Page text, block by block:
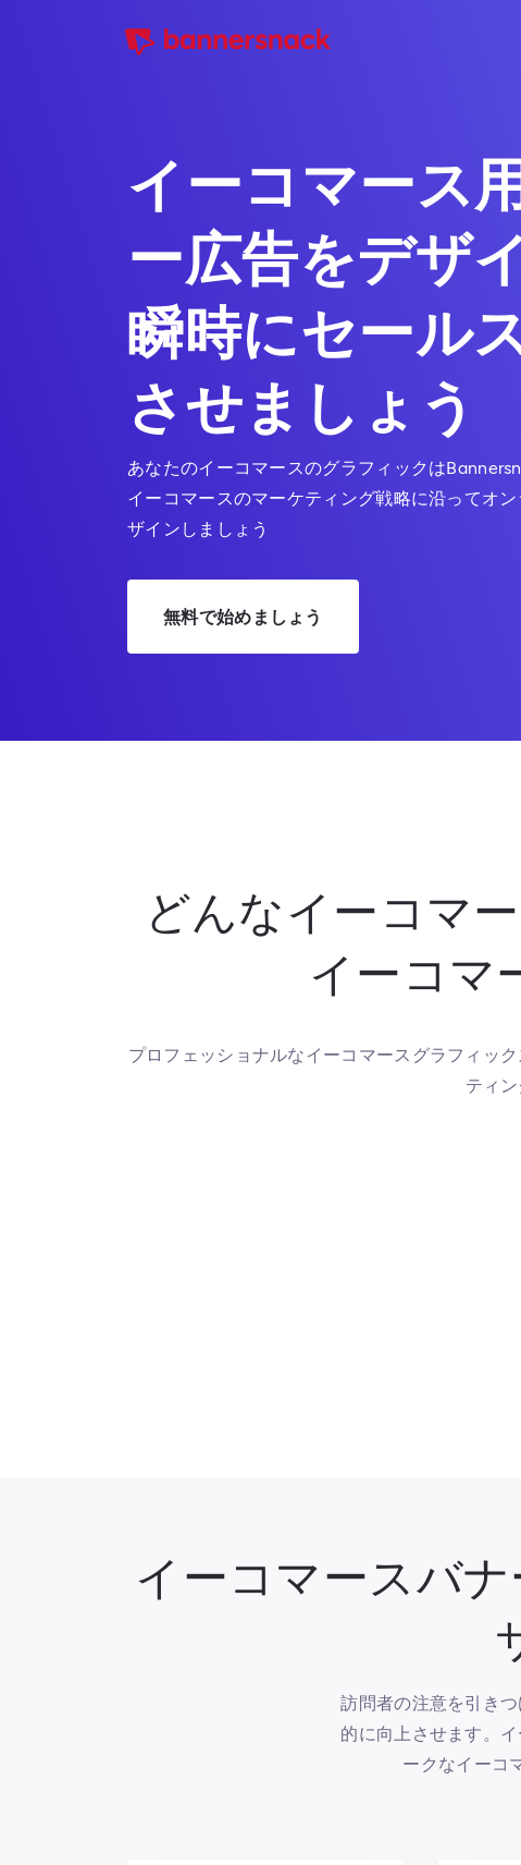
イーコマース
ー広告をデザ
瞬時にセール
させましょう
あなたのイーコマースのグラフィックは
イーコマースのマーケティング戦略に沿ってオ
ザインしましょう
無料で始めましょう
どんなイーコマ
イーコマ
プロフェッショナルなイーコマースグラフィッ
ティ
イーコマースバ
訪問者の注意を引き
的に向上させます。
ークなイーコ